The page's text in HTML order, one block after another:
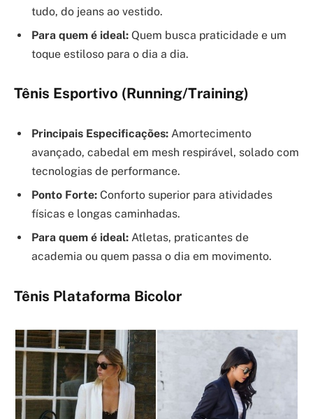
tudo, do jeans ao vestido.
Para quem é ideal: Quem busca praticidade e um
toque estiloso para o dia a dia.
Tênis Esportivo (Running/Training)
Principais Especificações: Amortecimento
avançado, cabedal em mesh respirável, solado com
tecnologias de performance.
Ponto Forte: Conforto superior para atividades
físicas e longas caminhadas.
Para quem é ideal: Atletas, praticantes de
academia ou quem passa o dia em movimento.
Tênis Plataforma Bicolor